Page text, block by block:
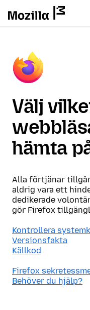
Välj
hämta
Alla förtjänar
aldrig vara ett
dedikerade
gör Firefox
Kontrollera
Versionsfakta
Källkod
Firefox
Behöver du hjälp?